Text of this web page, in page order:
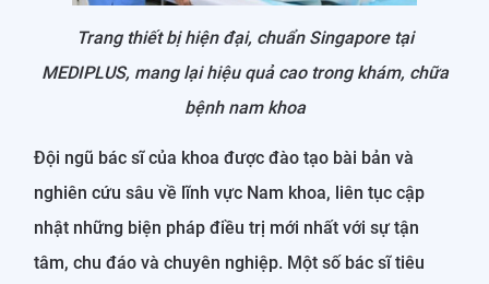
Trang thiết bị hiện đại, chuẩn Singapore tại
MEDIPLUS, mang lại hiệu quả cao trong khám, chữa
bệnh nam khoa
Đội ngũ bác sĩ của khoa được đào tạo bài bản và
nghiên cứu sâu về lĩnh vực Nam khoa, liên tục cập
nhật những biện pháp điều trị mới nhất với sự tận
tâm, chu đáo và chuyên nghiệp. Một số bác sĩ tiêu